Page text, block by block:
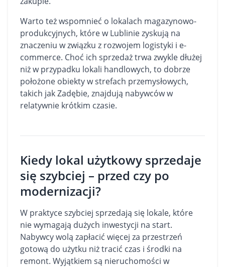
Warto też wspomnieć o lokalach magazynowo-
produkcyjnych, które w Lublinie zyskują na
znaczeniu w związku z rozwojem logistyki i e-
commerce. Choć ich sprzedaż trwa zwykle dłużej
niż w przypadku lokali handlowych, to dobrze
położone obiekty w strefach przemysłowych,
takich jak Zadębie, znajdują nabywców w
relatywnie krótkim czasie.
Kiedy lokal użytkowy sprzedaje
się szybciej – przed czy po
modernizacji?
W praktyce szybciej sprzedają się lokale, które
nie wymagają dużych inwestycji na start.
Nabywcy wolą zapłacić więcej za przestrzeń
gotową do użytku niż tracić czas i środki na
remont. Wyjątkiem są nieruchomości w